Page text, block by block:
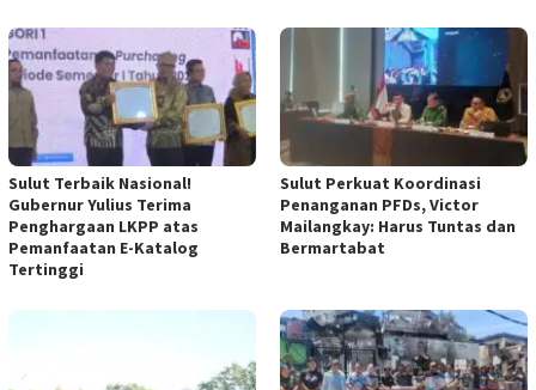
Sulut Terbaik Nasional!
Gubernur Yulius Terima
Penghargaan LKPP atas
Pemanfaatan E-Katalog
Tertinggi
Sulut Perkuat Koordinasi
Penanganan PFDs, Victor
Mailangkay: Harus Tuntas dan
Bermartabat